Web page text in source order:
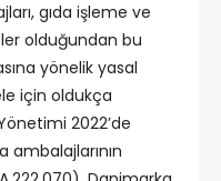
gıda işleme ve
olduğundan bu
yönelik yasal
için oldukça
2022’de
ambalajlarının